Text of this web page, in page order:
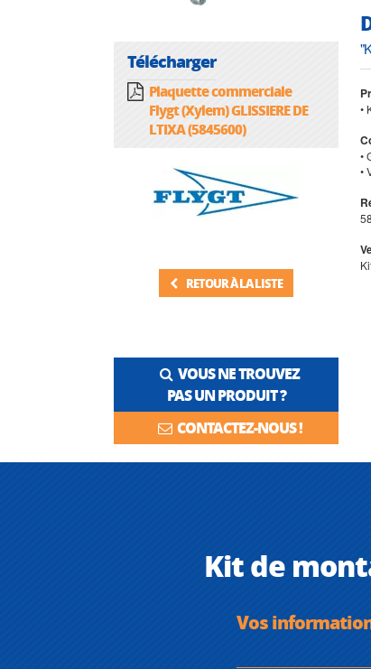
Télécharger
Plaquette commerciale
Flygt (Xylem) GLISSIERE DE
LTIXA (5845600)
RETOUR À LA LISTE
VOUS NE TROUVEZ
PAS UN PRODUIT ?
CONTACTEZ-NOUS !
•
•
•
Kit de
Vos